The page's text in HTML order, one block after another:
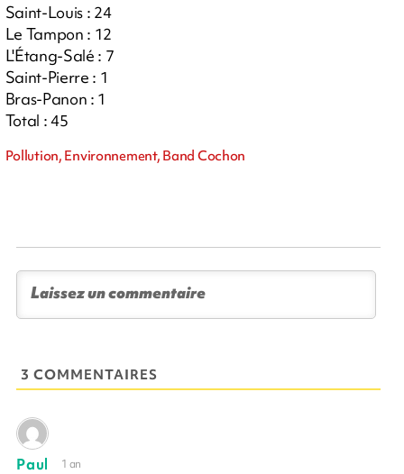
Saint-Louis : 24
Le Tampon : 12
L'Étang-Salé : 7
Saint-Pierre : 1
Bras-Panon : 1
Total : 45
Pollution, Environnement, Band Cochon
3 COMMENTAIRES
Paul 1 an